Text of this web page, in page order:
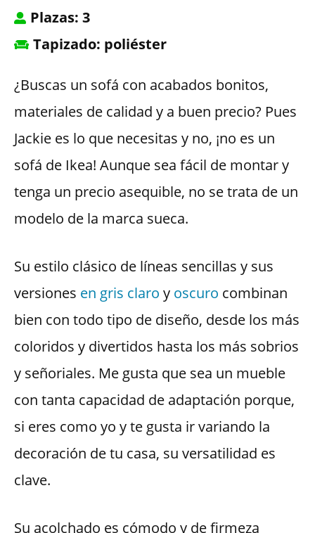
Plazas: 3
Tapizado: poliéster
¿Buscas un sofá con acabados bonitos,
materiales de calidad y a buen precio? Pues
Jackie es lo que necesitas y no, ¡no es un
sofá de Ikea! Aunque sea fácil de montar y
tenga un precio asequible, no se trata de un
modelo de la marca sueca.
Su estilo clásico de líneas sencillas y sus
versiones en gris claro y oscuro combinan
bien con todo tipo de diseño, desde los más
coloridos y divertidos hasta los más sobrios
y señoriales. Me gusta que sea un mueble
con tanta capacidad de adaptación porque,
si eres como yo y te gusta ir variando la
decoración de tu casa, su versatilidad es
clave.
Su acolchado es cómodo y de firmeza